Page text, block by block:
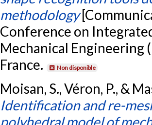
methodology
Conference on
Mechanical Engineering
France.
Non disponible
Moisan, S., Véron, P., &
Identification and re-
polyhedral model of